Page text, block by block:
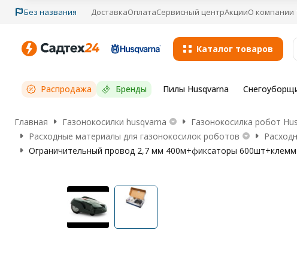
Без названия ДоставкаОплатаСервисный центрАкцииО компании
Каталог товаров
Распродажа Бренды Пилы Husqvarna
Главная Газонокосилки husqvarna
Газонокосилка робот
Расходные материалы для газонокосилок роботов
Ограничительный провод 2,7 мм 400м+фиксаторы